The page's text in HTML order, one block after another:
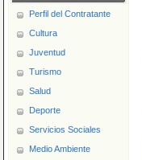
Perfil del Contratante
Cultura
Juventud
Turismo
Salud
Deporte
Servicios Sociales
Medio Ambiente